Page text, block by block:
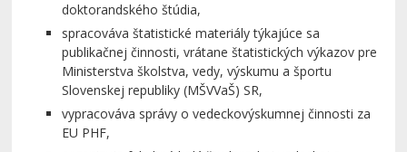
doktorandského štúdia,
spracováva štatistické materiály týkajúce sa
publikačnej činnosti, vrátane štatistických výkazov pre
Ministerstva školstva, vedy, výskumu a športu
Slovenskej republiky (MŠVVaŠ) SR,
vypracováva správy o vedeckovýskumnej činnosti za
EU PHF,